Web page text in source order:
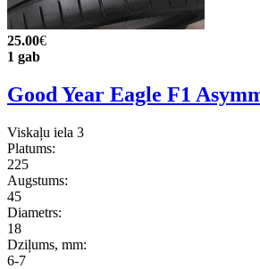
25.00€
1 gab
Good Year Eagle F1
Viskaļu iela 3
Platums:
225
Augstums:
45
Diametrs:
18
Dziļums, mm:
6-7